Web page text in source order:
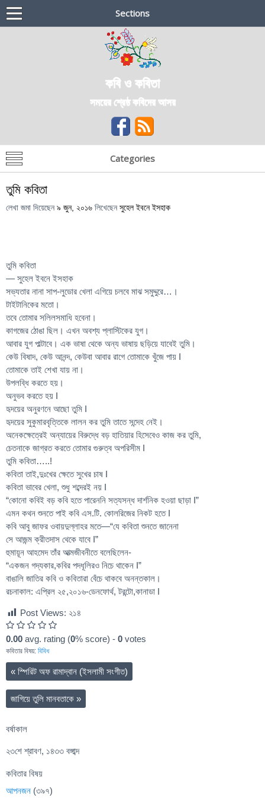
Sections
কবি ও কবিতা
সময়ের শ্রেষ্ঠ কবিদের আসর
Categories
তুমি কবিতা
লেখা জমা দিয়েছেন ৯ জুন, ২০১৬ লিখেছেন সুহেল ইবনে ইসহাক
তুমি কবিতা
— সুহেল ইবনে ইসহাক
সভ্যতার নানা সাপ-লুডোর খেলা এগিয়ে চলবে মাঝ সমুদ্দুরে…।
টাইটানিকের মতো।
তবে তোমার সলিলসমাধি হবেনা।
কাগজের ঠোঙা ছিল। এখন অবশ্য প্লাস্টিকের যুগ।
আবার যুগ পাল্টাবে। এক ভাষা থেকে অন্য ভাষায় ছড়িয়ে যাবেই তুমি।
কেউ বিষাদ, কেউ আনন্দ, কেউবা আবার রাগে তোমাকে খুঁজে পায় I
তোমাকে তাই শেখা যায় না।
উপলব্ধি করতে হয়।
অনুভব করতে হয় I
হৃদয়ের অনুরণনে আছো তুমি I
হৃদয়ের সুকুমারবৃত্তিকে লালন কর তুমি তাতে সন্দেহ নেই।
অনেকক্ষেত্রেই অন্যায়ের বিরুদ্ধে বড় হাতিয়ার হিসেবেও কাজ কর তুমি,
চেতনাকে জাগ্রত করতে তোমার গুরুত্ব অপরিসীম I
তুমি কবিতা…..!
কবিতা তাই,দুঃখের ক্ষেতে সুখের চাষ I
কবিতা ভাবের খেলা, শুধু শব্দেরই নয় I
“কোনো কবিই বড় কবি হতে পারেননি সত্যসন্ধ দার্শনিক হওয়া ছাড়া I”
এমন কথন শুনতে পাই কবি এস.টি. কোলরিজের নিকট হতে I
কবি আবু জাফর ওবায়দুল্লাহর মতে—“যে কবিতা শুনতে জানেনা
সে আজন্ম ক্রীতদাস থেকে যাবে I”
হুমায়ূন আহমেদ তাঁর আত্মজীবনীতে বলেছিলেন-
“একজন গদ্যকার,কবির পদধূলিরও নিচে থাকেন I”
বাঙালি জাতির কবি ও কবিতারা বেঁচে থাকবে অনন্তকাল।
রচনাকাল: এপ্রিল ২৫,২০১৬-ডেনফোর্থ, টরন্টো,কানাডা I
Post Views: ২১৪
0.00 avg. rating (0% score) - 0 votes
কবিতার বিষয়: বিবিধ
« স্পিরিট অফ রামাদ্বান (ইসলামী সংগীত)
জাগিয়ে তুলি মানবতাকে »
বর্ষাকাল
২৩শে শ্রাবণ, ১৪৩৩ বঙ্গাব্দ
কবিতার বিষয়
আপনজন (৩৯৭)